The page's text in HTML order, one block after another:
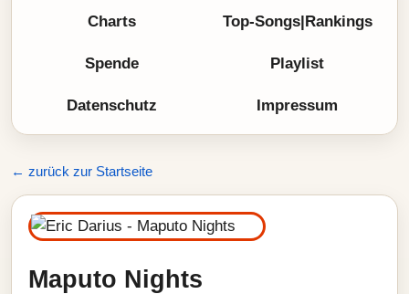
Charts Top-Songs|Rankings
Spende Playlist
Datenschutz Impressum
← zurück zur Startseite
Maputo Nights